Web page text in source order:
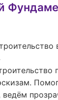
ведём